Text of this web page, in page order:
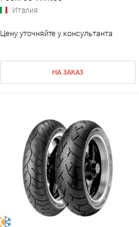
Италия
Цену уточняйте у консультанта
НА ЗАКАЗ